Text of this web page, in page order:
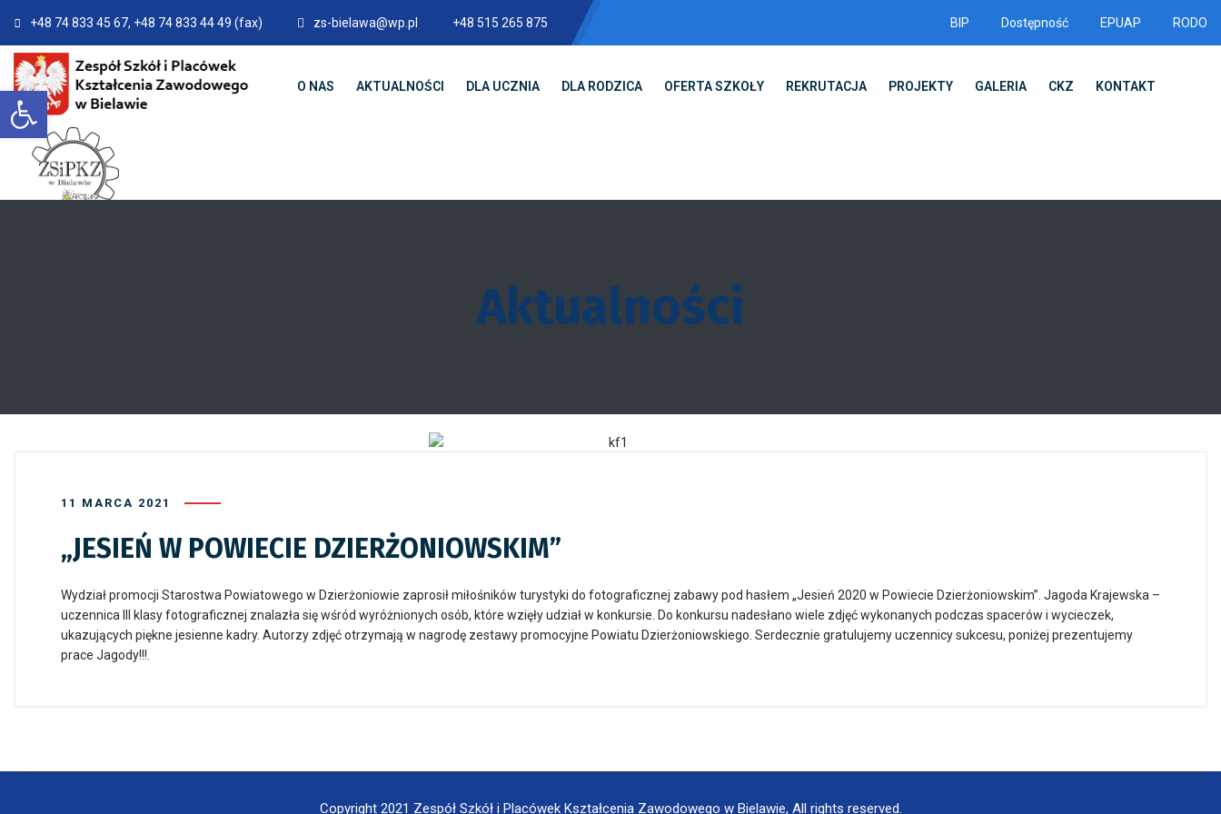
Otwórz pasek narzędzi
+48 74 833 45 67, +48 74 833 44 49 (fax) zs-bielawa@wp.pl +48 515 265 875 BIP Dostępność EPUAP RODO
O NAS AKTUALNOŚCI DLA UCZNIA DLA RODZICA OFERTA SZKOŁY REKRUTACJA PROJEKTY GALERIA CKZ KONTAKT
Aktualności
11 MARCA 2021
„JESIEŃ W POWIECIE DZIERŻONIOWSKIM”
Wydział promocji Starostwa Powiatowego w Dzierżoniowie zaprosił miłośników turystyki do fotograficznej zabawy pod hasłem „Jesień 2020 w Powiecie Dzierżoniowskim”. Jagoda Krajewska –
uczennica III klasy fotograficznej znalazła się wśród wyróżnionych osób, które wzięły udział w konkursie. Do konkursu nadesłano wiele zdjęć wykonanych podczas spacerów i wycieczek,
ukazujących piękne jesienne kadry. Autorzy zdjęć otrzymają w nagrodę zestawy promocyjne Powiatu Dzierżoniowskiego. Serdecznie gratulujemy uczennicy sukcesu, poniżej prezentujemy
prace Jagody!!!.
Copyright 2021 Zespół Szkół i Placówek Kształcenia Zawodowego w Bielawie, All rights reserved.